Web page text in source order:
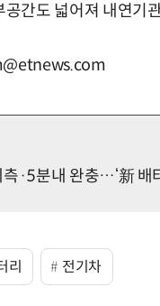
공간도 넓어져 내연기
·5분내 완충…‘新 배
리 전기차